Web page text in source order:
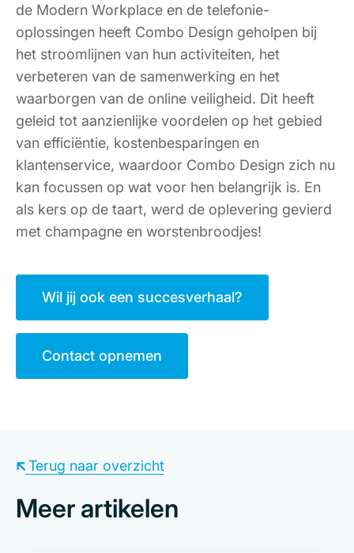
de Modern Workplace en de telefonie-
oplossingen heeft Combo Design geholpen bij
het stroomlijnen van hun activiteiten, het
verbeteren van de samenwerking en het
waarborgen van de online veiligheid. Dit heeft
geleid tot aanzienlijke voordelen op het gebied
van efficiëntie, kostenbesparingen en
klantenservice, waardoor Combo Design zich nu
kan focussen op wat voor hen belangrijk is. En
als kers op de taart, werd de oplevering gevierd
met champagne en worstenbroodjes!
Wil jij ook een succesverhaal?
Contact opnemen
Meer artikelen
Terug naar overzicht